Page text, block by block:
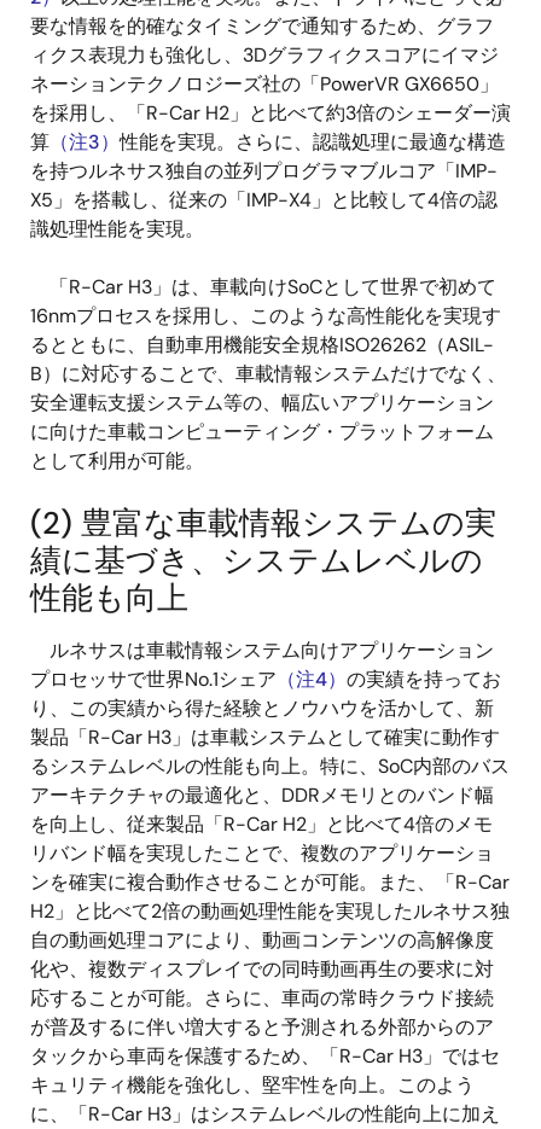
要な情報を的確なタイミングで通知するため、グラフ
ィクス表現力も強化し、3Dグラフィクスコアにイマジ
ネーションテクノロジーズ社の「PowerVR GX6650」
を採用し、「R-Car H2」と比べて約3倍のシェーダー演
算 （注3）性能を実現。さらに、認識処理に最適な構造
を持つルネサス独自の並列プログラマブルコア「IMP-
X5」を搭載し、従来の「IMP-X4」と比較して4倍の認
識処理性能を実現。
「R-Car H3」は、車載向けSoCとして世界で初めて
16nmプロセスを採用し、このような高性能化を実現す
るとともに、自動車用機能安全規格ISO26262（ASIL-
B）に対応することで、車載情報システムだけでなく、
安全運転支援システム等の、幅広いアプリケーション
に向けた車載コンピューティング・プラットフォーム
として利用が可能。
(2) 豊富な車載情報システムの実
績に基づき、システムレベルの
性能も向上
ルネサスは車載情報システム向けアプリケーション
プロセッサで世界No.1シェア （注4） の実績を持ってお
り、この実績から得た経験とノウハウを活かして、新
製品「R-Car H3」は車載システムとして確実に動作す
るシステムレベルの性能も向上。特に、SoC内部のバス
アーキテクチャの最適化と、DDRメモリとのバンド幅
を向上し、従来製品「R-Car H2」と比べて4倍のメモ
リバンド幅を実現したことで、複数のアプリケーショ
ンを確実に複合動作させることが可能。また、「R-Car
H2」と比べて2倍の動画処理性能を実現したルネサス独
自の動画処理コアにより、動画コンテンツの高解像度
化や、複数ディスプレイでの同時動画再生の要求に対
応することが可能。さらに、車両の常時クラウド接続
が普及するに伴い増大すると予測される外部からのア
タックから車両を保護するため、「R-Car H3」ではセ
キュリティ機能を強化し、堅牢性を向上。このよう
に、「R-Car H3」はシステムレベルの性能向上に加え